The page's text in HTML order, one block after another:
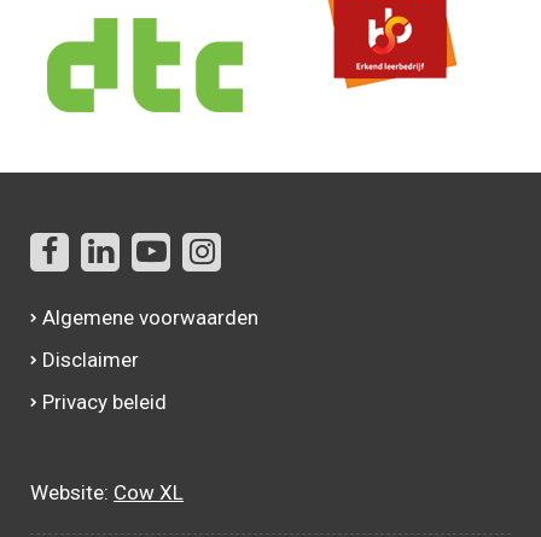
Algemene voorwaarden
Disclaimer
Privacy beleid
Website: Cow XL